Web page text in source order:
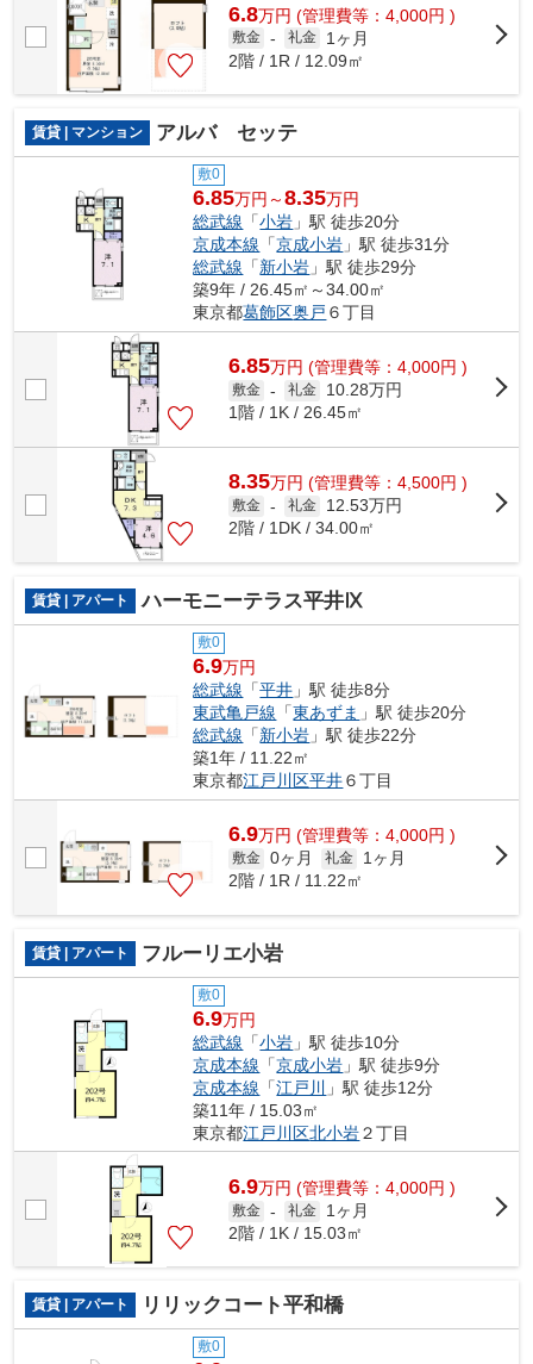
6.8万円 (管理費等：4,000円 )
敷金 - 礼金
1ヶ月
2階 / 1R / 12.09㎡
賃貸 | マンション アルバ セッテ
敷0
6.85万円～8.35万円
総武線 「小岩 」駅 徒歩20分
京成本線 「京成小岩 」駅 徒歩31分
総武線 「新小岩 」駅 徒歩29分
築9年 / 26.45㎡～34.00㎡
東京都葛飾区奥戸 ６丁目
6.85万円 (管理費等：4,000円 )
敷金 - 礼金
10.28万円
1階 / 1K / 26.45㎡
8.35万円 (管理費等：4,500円 )
敷金 - 礼金
12.53万円
2階 / 1DK / 34.00㎡
賃貸 | アパート ハーモニーテラス平井Ⅸ
敷0
6.9万円
総武線 「平井 」駅 徒歩8分
東武亀戸線 「東あずま 」駅 徒歩20分
総武線 「新小岩 」駅 徒歩22分
築1年 / 11.22㎡
東京都江戸川区平井６丁目
6.9万円 (管理費等：4,000円 )
敷金 0ヶ月 礼金
1ヶ月
2階 / 1R / 11.22㎡
賃貸 | アパート フルーリエ小岩
敷0
6.9万円
総武線 「小岩 」駅 徒歩10分
京成本線 「京成小岩 」駅 徒歩9分
京成本線 「江戸川 」駅 徒歩12分
築11年 / 15.03㎡
東京都江戸川区北小岩２丁目
6.9万円 (管理費等：4,000円 )
敷金 - 礼金
1ヶ月
2階 / 1K / 15.03㎡
賃貸 | アパート リリックコート平和橋
敷0